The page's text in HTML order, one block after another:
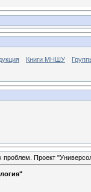
Книги МНШУ
Проект